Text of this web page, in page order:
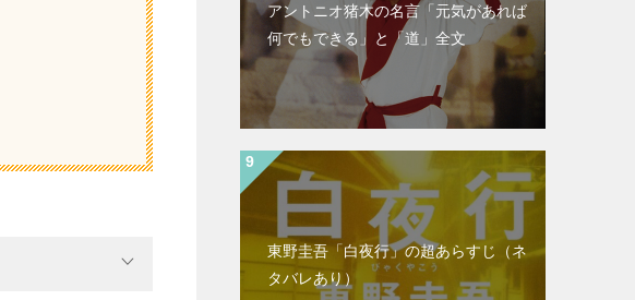
アントニオ猪木の名言「元気があれば
何でもできる」と「道」全文
東野圭吾「白夜行」の超あらすじ（ネ
タバレあり）